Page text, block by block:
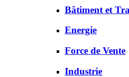
Bâtiment et
Energie
Force de Vente
Industrie